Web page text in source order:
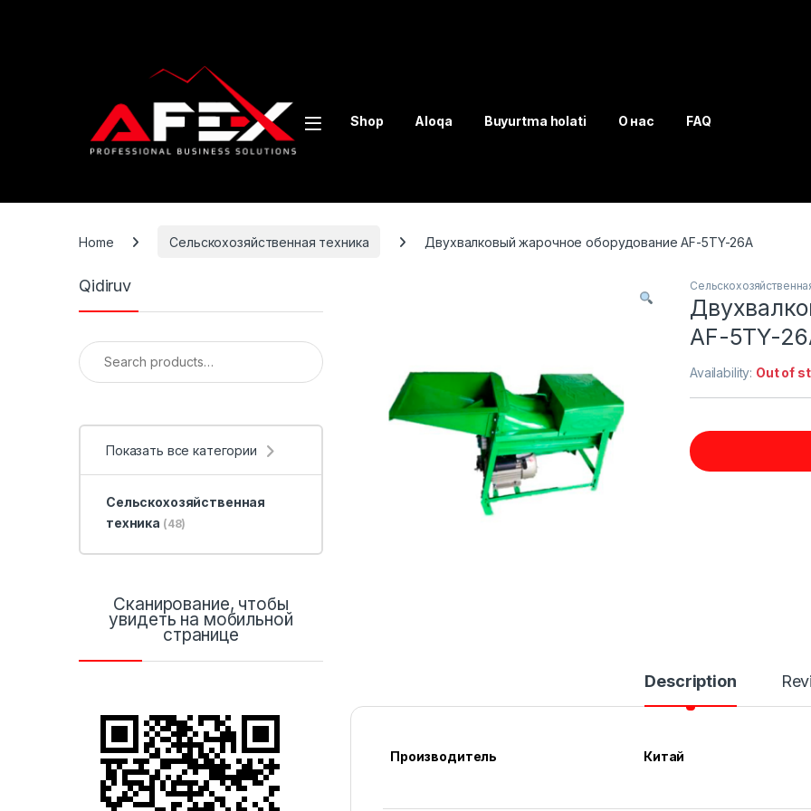
Shop Aloqa Buyurtma holati О нас FAQ
Home Сельскохозяйственная техника Двухвалковый жарочное оборудование AF-5TY-26A
AF-5TY-
Availability: Out of
Description
Производитель Китай
Qidiruv
Search for:
Показать все категории
Сельскохозяйственная
техника (48)
Сканирование, чтобы
увидеть на мобильной
странице